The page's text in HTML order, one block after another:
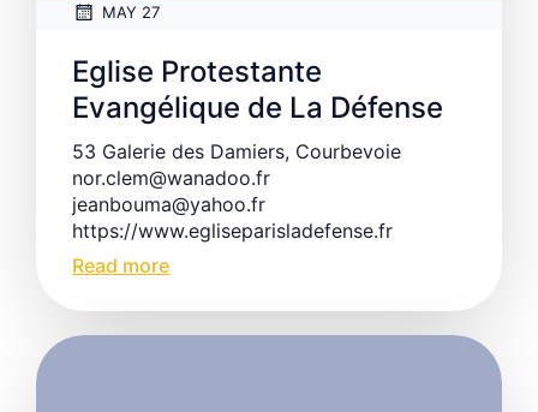
MAY 27
Eglise Protestante
Evangélique de La Défense
53 Galerie des Damiers, Courbevoie
nor.clem@wanadoo.fr
jeanbouma@yahoo.fr
https://www.egliseparisladefense.fr
Read more